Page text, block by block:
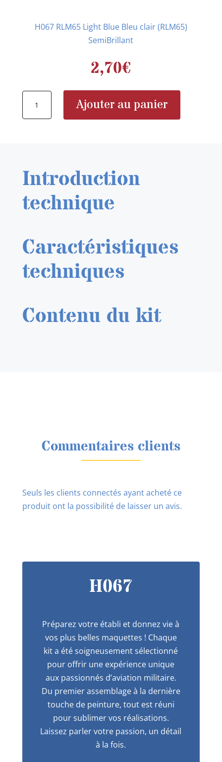
H067 RLM65 Light Blue Bleu clair (RLM65)
SemiBrillant
2,70€
Ajouter au panier
Introduction
technique
Caractéristiques
techniques
Contenu du kit
Commentaires clients
Seuls les clients connectés ayant acheté ce
produit ont la possibilité de laisser un avis.
H067
Préparez votre établi et donnez vie à
vos plus belles maquettes ! Chaque
kit a été soigneusement sélectionné
pour offrir une expérience unique
aux passionnés d’aviation militaire.
Du premier assemblage à la dernière
touche de peinture, tout est réuni
pour sublimer vos réalisations.
Laissez parler votre passion, un détail
à la fois.